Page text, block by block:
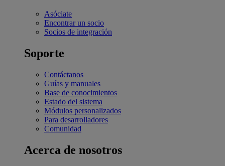
Asóciate
Encontrar un socio
Socios de integración
Soporte
Contáctanos
Guías y manuales
Base de conocimientos
Estado del sistema
Módulos personalizados
Para desarrolladores
Comunidad
Acerca de nosotros